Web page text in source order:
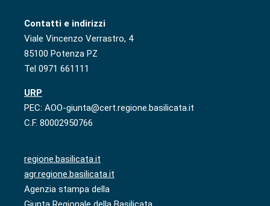
Contatti e indirizzi
Viale Vincenzo Verrastro, 4
85100 Potenza PZ
Tel 0971 661111
URP
PEC: AOO-giunta@cert.regione.basilicata.it
C.F. 80002950766
regione.basilicata.it
agr.regione.basilicata.it
Agenzia stampa della